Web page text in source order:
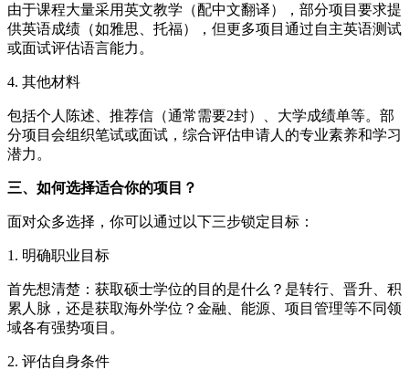
由于课程大量采用英文教学（配中文翻译），部分项目要求提
供英语成绩（如雅思、托福），但更多项目通过自主英语测试
或面试评估语言能力。
4. 其他材料
包括个人陈述、推荐信（通常需要2封）、大学成绩单等。部
分项目会组织笔试或面试，综合评估申请人的专业素养和学习
潜力。
三、如何选择适合你的项目？
面对众多选择，你可以通过以下三步锁定目标：
1. 明确职业目标
首先想清楚：获取硕士学位的目的是什么？是转行、晋升、积
累人脉，还是获取海外学位？金融、能源、项目管理等不同领
域各有强势项目。
2. 评估自身条件